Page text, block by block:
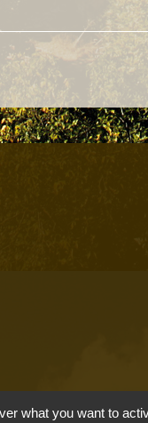
what you want to